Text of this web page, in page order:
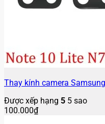
Thay kính camera
Được xếp hạng 5 5 sao
100.000₫